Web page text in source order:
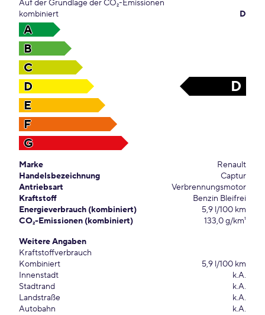
Auf der Grundlage der CO₂-Emissionen
kombiniert
D
A
B
C
D
D
E
F
G
Marke
Renault
Handelsbezeichnung
Captur
Antriebsart
Verbrennungsmotor
Kraftstoff
Benzin Bleifrei
Energieverbrauch (kombiniert)
5,9 l/100 km
CO₂-Emissionen (kombiniert)
133,0 g/km¹
Weitere Angaben
Kraftstoffverbrauch
Kombiniert
5,9 l/100 km
Innenstadt
k.A.
Stadtrand
k.A.
Landstraße
k.A.
Autobahn
k.A.